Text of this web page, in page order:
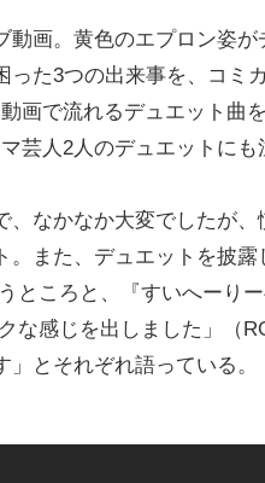
画。黄色のエプロン姿が
た3つの出来事を、コミ
画で流れるデュエット曲
芸人2人のデュエットにも
なかなか大変でしたが、
また、デュエットを披
ところと、『すいへーり
感じを出しました」（
とそれぞれ語っている。